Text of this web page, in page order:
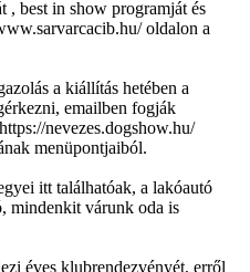
, best in show programját és
oldalon a
a kiállítás hetében a
emailben fogják
nevezes.dogshow.hu/
menüpontjaiból.
itt találhatóak, a lakóautó
mindenkit várunk oda is
éves klubrendezvényét, erről